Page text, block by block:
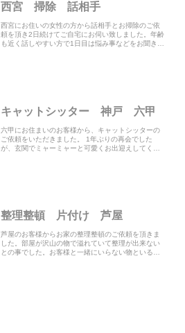
西宮 掃除 話相手
西宮にお住いの女性の方から話相手とお掃除のご依
頼を頂き2日続けてご自宅にお伺い致しました。年齢
も近く話しやすい方で1日目は悩み事などをお聞きし
キャットシッター 神戸 六甲
六甲にお住まいのお客様から、キャットシッターの
ご依頼をいただきました。 1年ぶりの再会でした
が、玄関でミャーミャーと可愛くお出迎えしてくれ
整理整頓 片付け 芦屋
芦屋のお客様からお家の整理整頓のご依頼を頂きま
した。部屋が沢山の物で溢れていて整理が出来ない
との事でした。お客様と一緒にいらない物といる物